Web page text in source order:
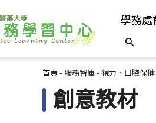
學務處
您在這裡
首頁 - 服務智庫- 視力、口腔保健
創意教材